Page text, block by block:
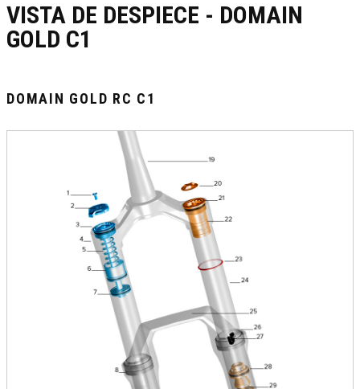
VISTA DE DESPIECE - DOMAIN
GOLD C1
DOMAIN GOLD RC C1